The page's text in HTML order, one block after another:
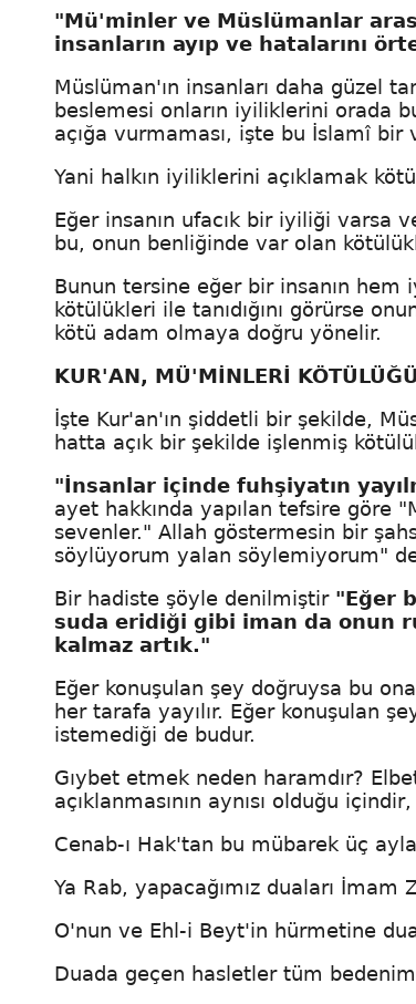
"Mü'minler ve Müslümanlar
insanların ayıp ve hatalarını
Müslüman'ın insanları daha güzel
beslemesi onların iyiliklerini orada
açığa vurmaması, işte bu İslamî bir
Yani halkın iyiliklerini açıklamak
Eğer insanın ufacık bir iyiliği varsa
bu, onun benliğinde var olan
Bunun tersine eğer bir insanın
kötülükleri ile tanıdığını görürse
kötü adam olmaya doğru yönelir.
KUR'AN, MÜ'MİNLERİ
İşte Kur'an'ın şiddetli bir şekilde,
hatta açık bir şekilde işlenmiş
"İnsanlar içinde fuhşiyatın
ayet hakkında yapılan tefsire göre
sevenler." Allah göstermesin bir
söylüyorum yalan söylemiyorum"
Bir hadiste şöyle denilmiştir "Eğer
suda eridiği gibi iman da onun
kalmaz artık."
Eğer konuşulan şey doğruysa bu
her tarafa yayılır. Eğer konuşulan
istemediği de budur.
Gıybet etmek neden haramdır?
açıklanmasının aynısı olduğu
Cenab-ı Hak'tan bu mübarek üç
Ya Rab, yapacağımız duaları İmam
O'nun ve Ehl-i Beyt'in hürmetine
Duada geçen hasletler tüm